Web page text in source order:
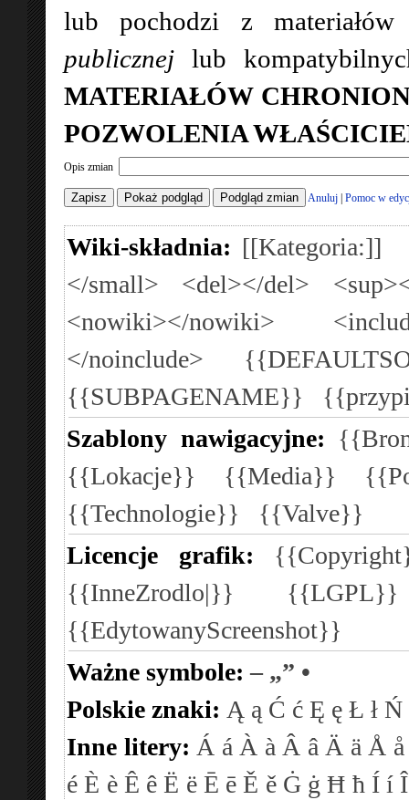
lub pochodzi z
publicznej lub
MATERIAŁÓW
POZWOLENIA
Opis zmian
Anuluj Pomoc w
Wiki-składnia: [[Kategoria:]]
</small>
<del></del>
<nowiki></nowiki>
</noinclude>
{{SUBPAGENAME}}
Szablony nawigacyjne:
{{Lokacje}}
{{Media}}
{{Technologie}}
{{Valve}}
Licencje grafik:
{{InneZrodlo|}}
{{EdytowanyScreenshot}}
Ważne symbole:– „” •
Polskie znaki: Ą ą Ć ć Ę ę Ł ł Ń
Inne litery: Á á À à Â â Ä ä Å å
é È è Ê ê Ë ë Ē ē Ě ě Ġ ġ Ħ ħ Í í Î